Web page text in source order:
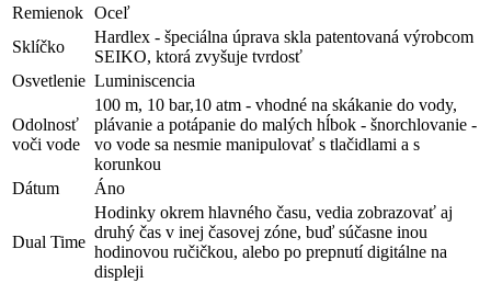
Remienok Oceľ
Sklíčko
Hardlex - špeciálna úprava skla patentovaná výrobcom
SEIKO, ktorá zvyšuje tvrdosť
Osvetlenie Luminiscencia
Odolnosť
voči vode
100 m, 10 bar,10 atm - vhodné na skákanie do vody,
plávanie a potápanie do malých hĺbok - šnorchlovanie -
vo vode sa nesmie manipulovať s tlačidlami a s
korunkou
Dátum
Áno
Dual Time
Hodinky okrem hlavného času, vedia zobrazovať aj
druhý čas v inej časovej zóne, buď súčasne inou
hodinovou ručičkou, alebo po prepnutí digitálne na
displeji